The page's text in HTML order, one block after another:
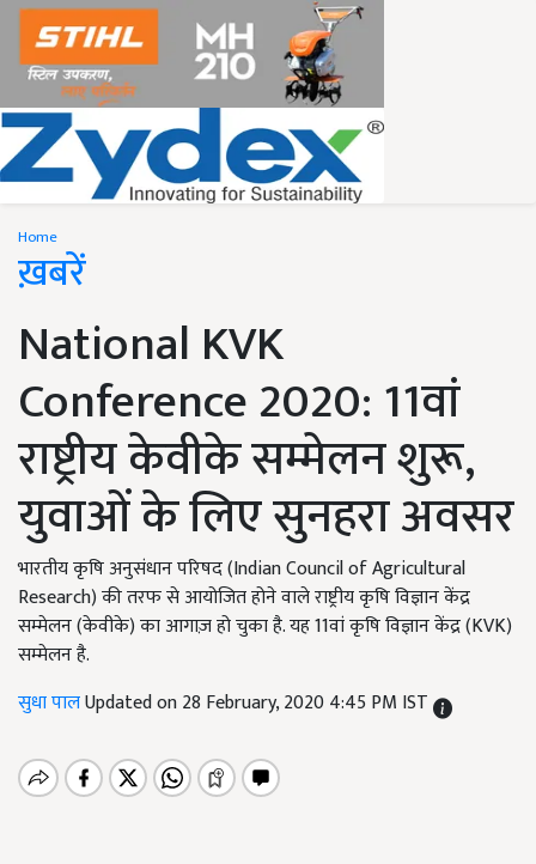
Home
ख़बरें
National KVK
Conference 2020: 11वां
राष्ट्रीय केवीके सम्मेलन शुरू,
युवाओं के लिए सुनहरा अवसर
भारतीय कृषि अनुसंधान परिषद (Indian Council of Agricultural
Research) की तरफ से आयोजित होने वाले राष्ट्रीय कृषि विज्ञान केंद्र
सम्मेलन (केवीके) का आगाज़ हो चुका है. यह 11वां कृषि विज्ञान केंद्र (KVK)
सम्मेलन है.
सुधा पालUpdated on 28 February, 2020 4:45 PM IST